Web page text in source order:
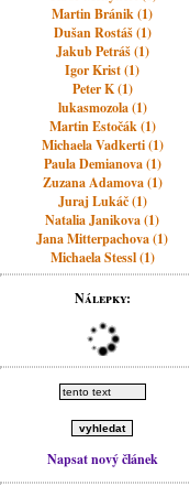
Martin Bránik (1)
Dušan Rostáš (1)
Jakub Petráš (1)
Igor Krist (1)
Peter K (1)
lukasmozola (1)
Martin Estočák (1)
Michaela Vadkerti (1)
Paula Demianova (1)
Zuzana Adamova (1)
Juraj Lukáč (1)
Natalia Janikova (1)
Jana Mitterpachova (1)
Michaela Stessl (1)
Nálepky:
Napsat nový článek